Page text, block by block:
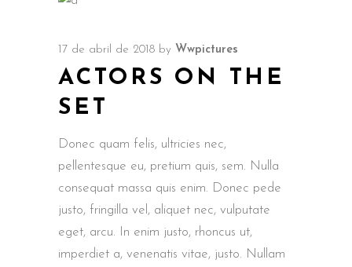
17 de abril de 2018 by Wwpictures
ACTORS ON THE
SET
Donec quam felis, ultricies nec,
pellentesque eu, pretium quis, sem. Nulla
consequat massa quis enim. Donec pede
justo, fringilla vel, aliquet nec, vulputate
eget, arcu. In enim justo, rhoncus ut,
imperdiet a, venenatis vitae, justo. Nullam